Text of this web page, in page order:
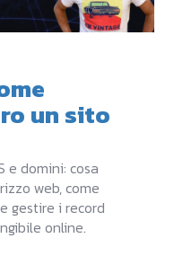
un sito
e domini: cosa
web, come
gestire i record
online.